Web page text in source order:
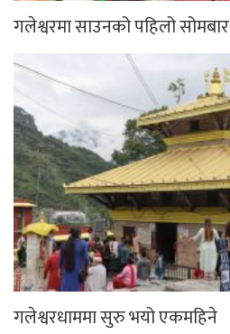
गलेश्वरमा साउनको पहिलो सोमबार
गलेश्वरधाममा सुरु भयो एकमहिने